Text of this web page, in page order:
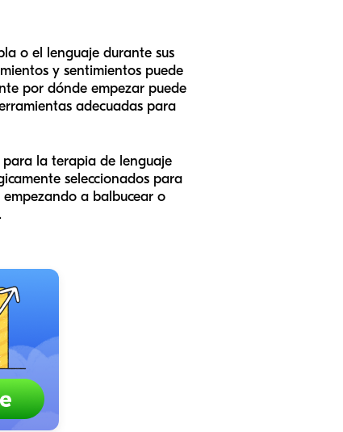
o el lenguaje durante sus
y sentimientos puede
por dónde empezar puede
adecuadas para
para la terapia de lenguaje
seleccionados para
a balbucear o